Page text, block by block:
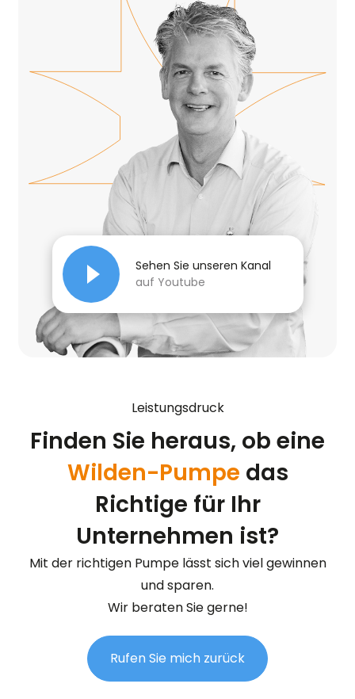
Sehen Sie unseren Kanal
auf Youtube
Leistungsdruck
Finden Sie heraus, ob eine
Wilden-Pumpe das
Richtige für Ihr
Unternehmen ist?
Mit der richtigen Pumpe lässt sich viel gewinnen
und sparen.
Wir beraten Sie gerne!
Rufen Sie mich zurück